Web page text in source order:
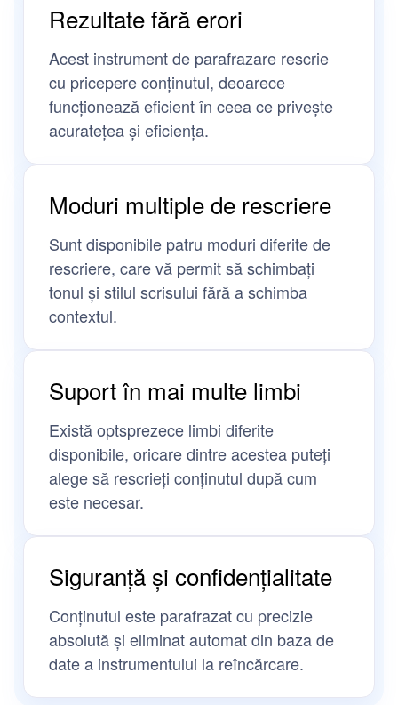
Rezultate fără erori
Acest instrument de parafrazare rescrie
cu pricepere conținutul, deoarece
funcționează eficient în ceea ce privește
acuratețea și eficiența.
Moduri multiple de rescriere
Sunt disponibile patru moduri diferite de
rescriere, care vă permit să schimbați
tonul și stilul scrisului fără a schimba
contextul.
Suport în mai multe limbi
Există optsprezece limbi diferite
disponibile, oricare dintre acestea puteți
alege să rescrieți conținutul după cum
este necesar.
Siguranță și confidențialitate
Conținutul este parafrazat cu precizie
absolută și eliminat automat din baza de
date a instrumentului la reîncărcare.